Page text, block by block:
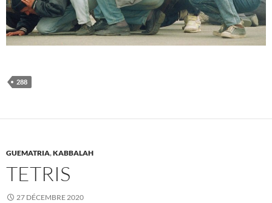
288
GUEMATRIA,KABBALAH
TETRIS
27 DÉCEMBRE 2020